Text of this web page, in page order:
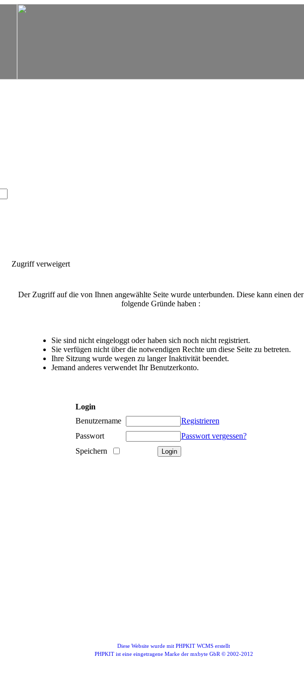
Zugriff verweigert
Der Zugriff auf die von Ihnen angewählte Seite wurde unterbunden. Diese kann einen der
folgende Gründe haben :
Sie sind nicht eingeloggt oder haben sich noch nicht registriert.
Sie verfügen nicht über die notwendigen Rechte um diese Seite zu betreten.
Ihre Sitzung wurde wegen zu langer Inaktivität beendet.
Jemand anderes verwendet Ihr Benutzerkonto.
Login
Benutzername
Registrieren
Passwort
Passwort vergessen?
Speichern
Diese Website wurde mit PHPKIT WCMS erstellt
PHPKIT ist eine eingetragene Marke der mxbyte GbR © 2002-2012